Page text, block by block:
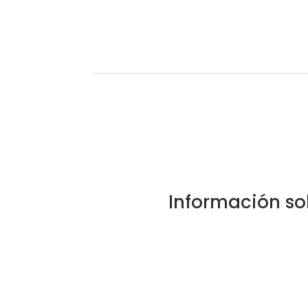
Información